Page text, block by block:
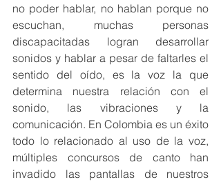
no poder hablar, no hablan porque no
escuchan, muchas personas
discapacitadas logran desarrollar
sonidos y hablar a pesar de faltarles el
sentido del oído, es la voz la que
determina nuestra relación con el
sonido, las vibraciones y la
comunicación. En Colombia es un éxito
todo lo relacionado al uso de la voz,
múltiples concursos de canto han
invadido las pantallas de nuestros